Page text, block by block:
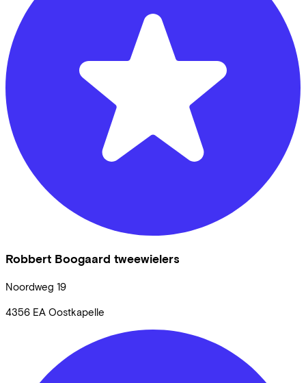
Robbert Boogaard tweewielers
Noordweg 19
4356 EA Oostkapelle